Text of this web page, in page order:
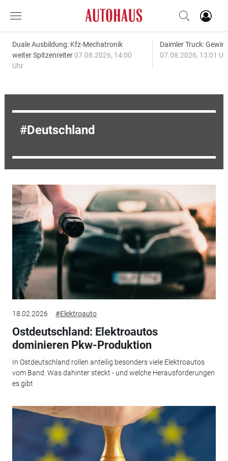
Duale Ausbildung: Kfz-Mechatronik
weiter Spitzenreiter 07.08.2026, 14:00
Uhr
Daimler Truck:
07.08.2026, 13:01
Deutschland
18.02.2026 #Elektroauto
Ostdeutschland: Elektroautos
dominieren Pkw-Produktion
In Ostdeutschland rollen anteilig besonders viele Elektroautos
vom Band. Was dahinter steckt - und welche Herausforderungen
es gibt